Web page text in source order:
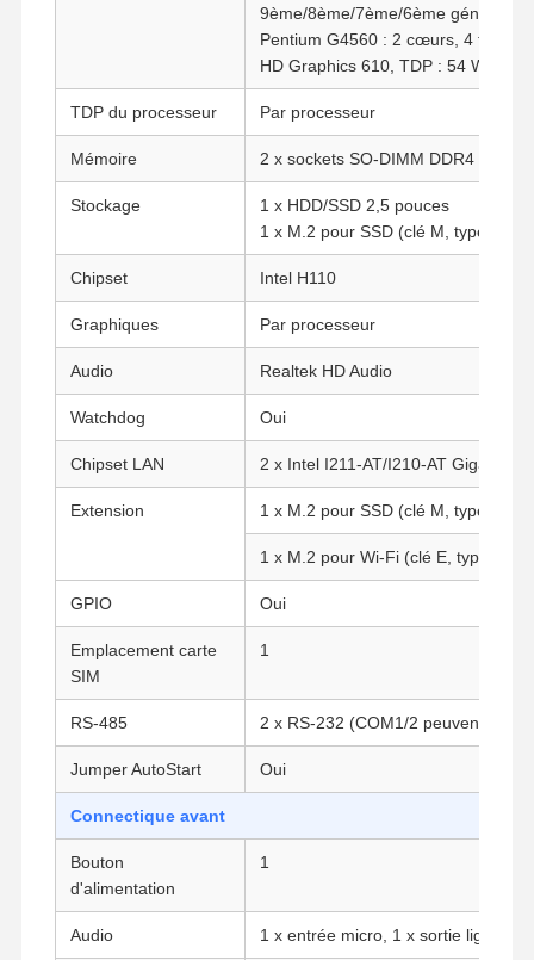
Aperçu
Nous
9ème/8ème/7ème/6ème génération
Pentium G4560 : 2 cœurs, 4
HD Graphics 610, TDP : 54 W.
TDP du processeur Par processeur
Mémoire 2 x sockets SO-DIMM DDR4
Stockage
1 x HDD/SSD 2,5 pouces
1 x M.2 pour SSD (clé M, type :
Chipset Intel H110
Graphiques Par processeur
Audio Realtek HD Audio
Watchdog Oui
Chipset LAN 2 x Intel I211-AT/I210-AT Gigabit
Extension 1 x M.2 pour SSD (clé M, type :
1 x M.2 pour Wi-Fi (clé E, type :
GPIO Oui
Emplacement carte
SIM
1
RS-485 2 x RS-232 (COM1/2 peuvent être
Jumper AutoStart Oui
Connectique avant
Bouton
d'alimentation
1
Audio 1 x entrée micro, 1 x sortie ligne